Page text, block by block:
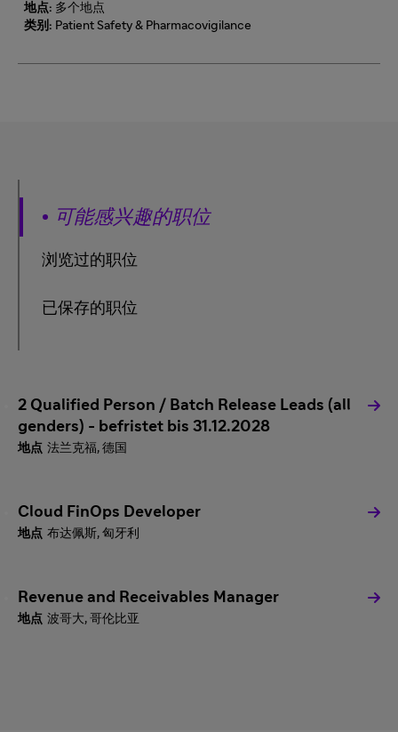
地点: 多个地点
类别: Patient Safety & Pharmacovigilance
可能感兴趣的职位
浏览过的职位
已保存的职位
2 Qualified Person / Batch Release Leads (all
genders) - befristet bis 31.12.2028
法兰克福, 德国
Cloud FinOps Developer
布达佩斯, 匈牙利
Revenue and Receivables Manager
波哥大, 哥伦比亚